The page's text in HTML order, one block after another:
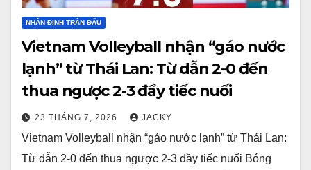
NHẬN ĐỊNH TRẬN ĐẤU
Vietnam Volleyball nhận “gáo nước
lạnh” từ Thái Lan: Từ dẫn 2-0 đến
thua ngược 2-3 đầy tiếc nuối
23 THÁNG 7, 2026 JACKY
Vietnam Volleyball nhận “gáo nước lạnh” từ Thái Lan:
Từ dẫn 2-0 đến thua ngược 2-3 đầy tiếc nuối Bóng